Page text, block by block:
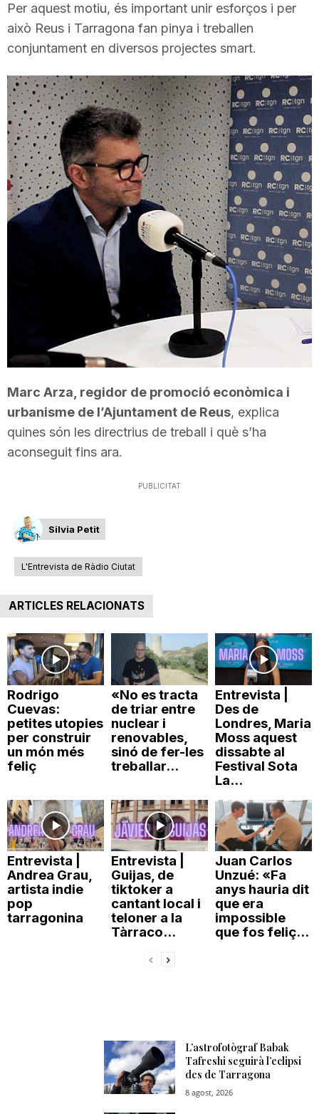
t
d
e
T
a
g
a
Per aquest motiu, és important unir esforços i per
això Reus i Tarragona fan pinya i treballen
conjuntament en diversos projectes smart.
Marc Arza, regidor de promoció econòmica i
urbanisme de l’Ajuntament de Reus, explica
quines són les directrius de treball i què s’ha
aconseguit fins ara.
PUBLICITAT
Silvia Petit
L'Entrevista de Ràdio Ciutat
ARTICLES RELACIONATS
Rodrigo
Cuevas:
petites utopies
per construir
un món més
feliç
«No es tracta
de triar entre
nuclear i
renovables,
sinó de fer-les
treballar...
Entrevista |
Des de
Londres, Maria
Moss aquest
dissabte al
Festival Sota
La...
Entrevista |
Andrea Grau,
artista indie
pop
tarragonina
Entrevista |
Guijas, de
tiktoker a
cantant local i
teloner a la
Tàrraco...
Juan Carlos
Unzué: «Fa
anys hauria dit
que era
impossible
que fos feliç...